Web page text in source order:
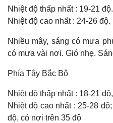
Thế giới
Quan sát
Hồ sơ
Nhiệt độ thấp nhất : 19-21 độ.
Nhiệt độ cao nhất : 24-26 độ.
Nhiều mây, sáng có mưa
có mưa vài nơi. Gió nhẹ.
Phía Tây Bắc Bộ
Nhiệt độ thấp nhất : 18-21
Nhiệt độ cao nhất : 25-28
độ, có nơi trên 35 độ